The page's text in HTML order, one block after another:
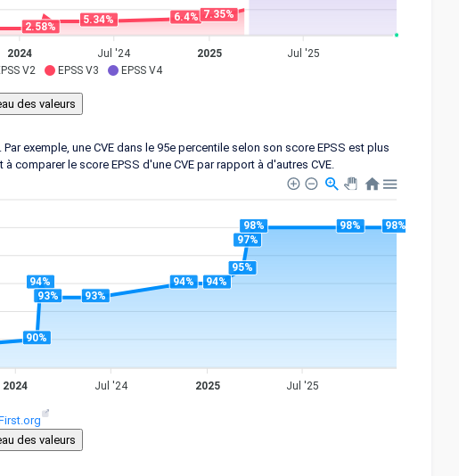
V2 EPSS V3 EPSS V4
2.58%
5.34% 6.4% 7.35%
2024 Jul '24 2025 Jul '25
exemple, une CVE dans le 95e percentile selon son score EPSS est plus
comparer le score EPSS d'une CVE par rapport à d'autres CVE.
90%
94%
93%
93%
94% 94%
95%
97%
98% 98% 98%
2024 Jul '24 2025 Jul '25